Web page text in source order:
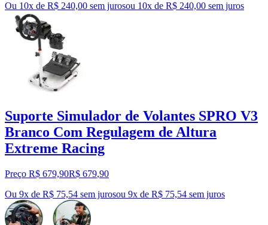
Ou 10x de R$ 240,00 sem jurosou 10x de R$ 240,00 sem juros
Suporte Simulador de Volantes SPRO V3
Branco Com Regulagem de Altura
Extreme Racing
Preço R$ 679,90R$ 679,90
Ou 9x de R$ 75,54 sem jurosou 9x de R$ 75,54 sem juros